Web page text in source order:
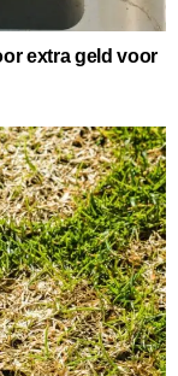
extra geld voor